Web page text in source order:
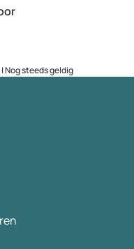
Nog steeds geldig